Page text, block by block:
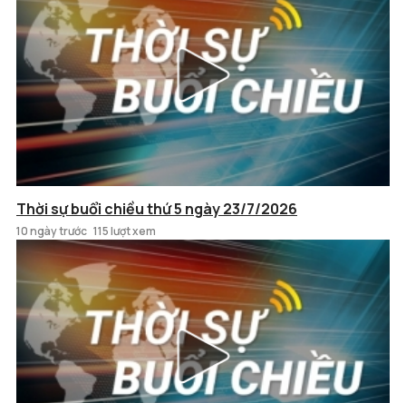
Thời sự buổi chiều thứ 5 ngày 23/7/2026
10 ngày trước 115 lượt xem